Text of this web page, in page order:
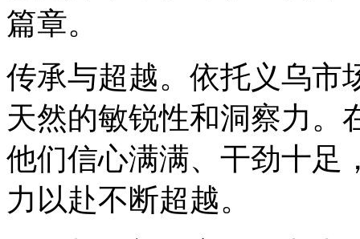
篇章。
传承与超越。依托义乌市
天然的敏锐性和洞察力。
他们信心满满、干劲十足
力以赴不断超越。